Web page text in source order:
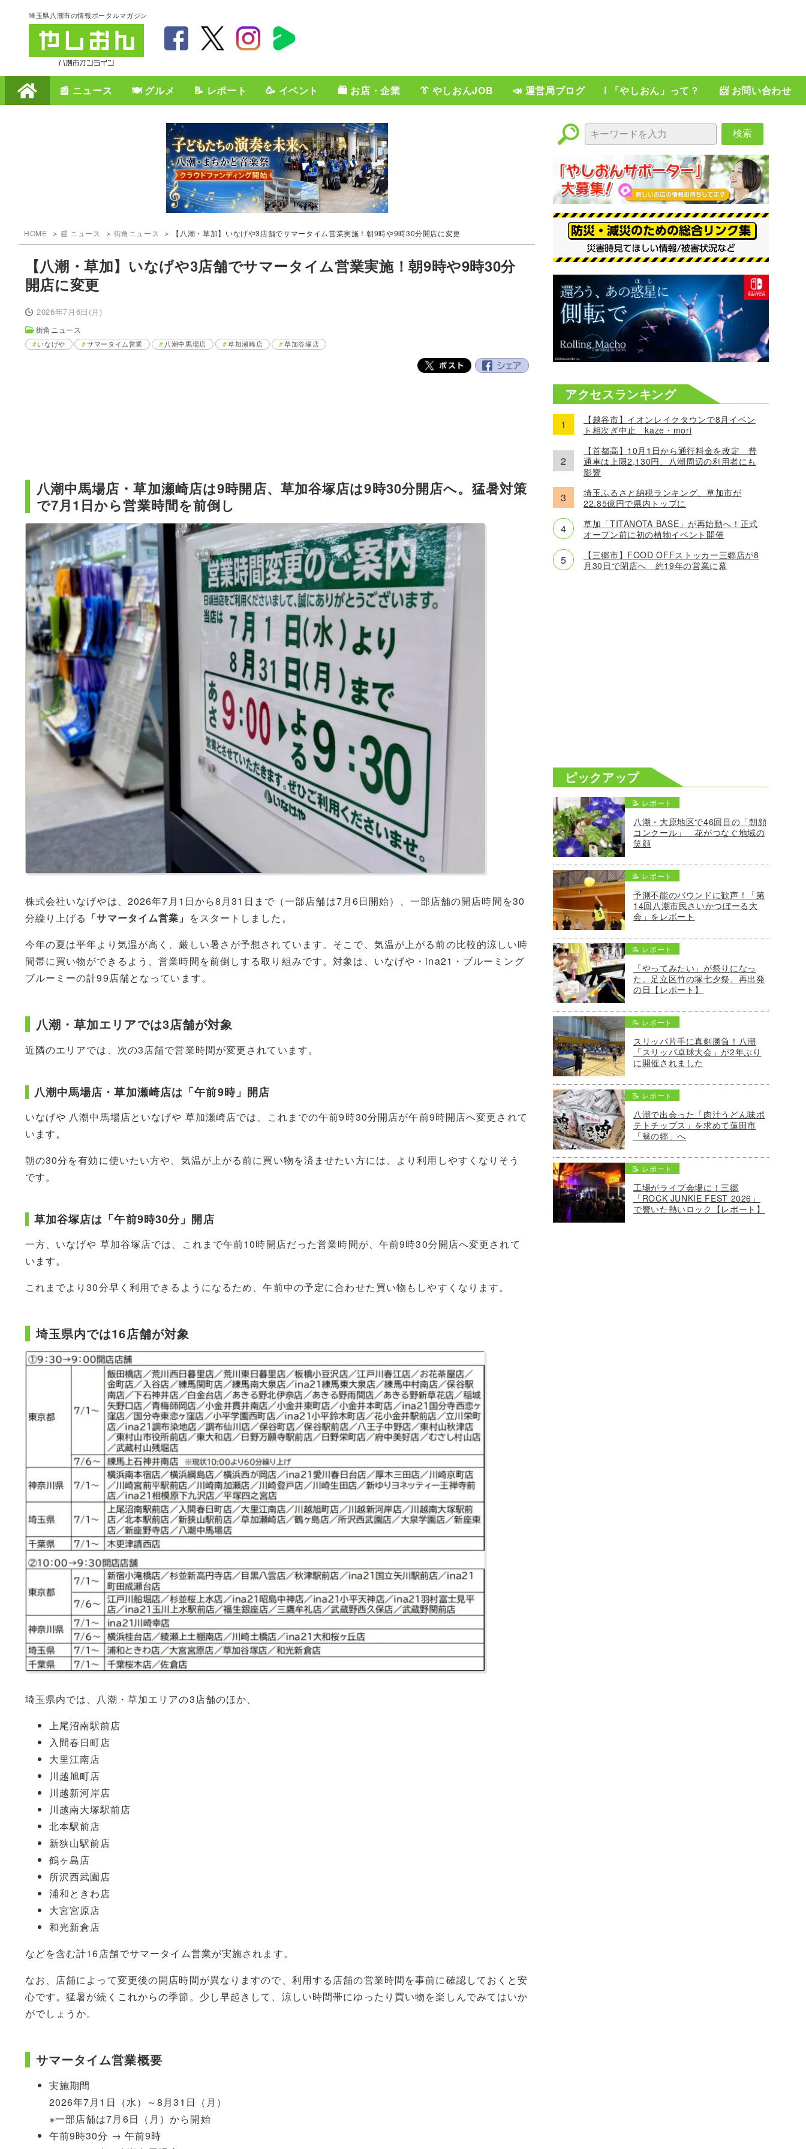
埼玉県八潮市の情報ポータルマガジン
📰 ニュース 🍽️ グルメ 📝 レポート 🥳 イベント 🛍️ お店・企業 👔 やしおんJOB 📣 運営局ブログ ℹ️ 「やしおん」って？ 📨 お問い合わせ
HOME 📰 ニュース 街角ニュース 【八潮・草加】いなげや3店舗でサマータイム営業実施！朝9時や9時30分開店に変更
【八潮・草加】いなげや3店舗でサマータイム営業実施！朝9時や9時30分
開店に変更
2026年7月6日(月)
街角ニュース
いなげや サマータイム営業 八潮中馬場店 草加瀬崎店 草加谷塚店
八潮中馬場店・草加瀬崎店は9時開店、草加谷塚店は9時30分開店へ。猛暑対策
で7月1日から営業時間を前倒し
株式会社いなげやは、2026年7月1日から8月31日まで（一部店舗は7月6日開始）、一部店舗の開店時間を30
分繰り上げる 「サマータイム営業」 をスタートしました。
今年の夏は平年より気温が高く、厳しい暑さが予想されています。そこで、気温が上がる前の比較的涼しい時
間帯に買い物ができるよう、営業時間を前倒しする取り組みです。対象は、いなげや・ina21・ブルーミング
ブルーミーの計99店舗となっています。
八潮・草加エリアでは3店舗が対象
近隣のエリアでは、次の3店舗で営業時間が変更されています。
八潮中馬場店・草加瀬崎店は「午前9時」開店
いなげや 八潮中馬場店といなげや 草加瀬崎店では、これまでの午前9時30分開店が午前9時開店へ変更されて
います。
朝の30分を有効に使いたい方や、気温が上がる前に買い物を済ませたい方には、より利用しやすくなりそう
です。
草加谷塚店は「午前9時30分」開店
一方、いなげや 草加谷塚店では、これまで午前10時開店だった営業時間が、午前9時30分開店へ変更されて
います。
これまでより30分早く利用できるようになるため、午前中の予定に合わせた買い物もしやすくなります。
埼玉県内では16店舗が対象
埼玉県内では、八潮・草加エリアの3店舗のほか、
上尾沼南駅前店
入間春日町店
大里江南店
川越旭町店
川越新河岸店
川越南大塚駅前店
北本駅前店
新狭山駅前店
鶴ヶ島店
所沢西武園店
浦和ときわ店
大宮宮原店
和光新倉店
などを含む計16店舗でサマータイム営業が実施されます。
なお、店舗によって変更後の開店時間が異なりますので、利用する店舗の営業時間を事前に確認しておくと安
心です。猛暑が続くこれからの季節。少し早起きして、涼しい時間帯にゆったり買い物を楽しんでみてはいか
がでしょうか。
サマータイム営業概要
実施期間
2026年7月1日（水）～8月31日（月）
※一部店舗は7月6日（月）から開始
午前9時30分 → 午前9時
検索
アクセスランキング
【越谷市】イオンレイクタウンで8月イベン
ト相次ぎ中止 kaze・mori
【首都高】10月1日から通行料金を改定 普
通車は上限2,130円、八潮周辺の利用者にも
影響
埼玉ふるさと納税ランキング、草加市が
22.85億円で県内トップに
草加「TITANOTA BASE」が再始動へ！正式
オープン前に初の植物イベント開催
【三郷市】FOOD OFFストッカー三郷店が8
月30日で閉店へ 約19年の営業に幕
ピックアップ
📝 レポート
八潮・大原地区で46回目の「朝顔
コンクール」 花がつなぐ地域の
笑顔
📝 レポート
予測不能のバウンドに歓声！「第
14回八潮市民さいかつぼーる大
会」をレポート
📝 レポート
「やってみたい」が祭りになっ
た。足立区竹の塚七夕祭、再出発
の日【レポート】
📝 レポート
スリッパ片手に真剣勝負！八潮
「スリッパ卓球大会」が2年ぶり
に開催されました
📝 レポート
八潮で出会った「肉汁うどん味ポ
テトチップス」を求めて蓮田市
「翁の郷」へ
📝 レポート
工場がライブ会場に！三郷
「ROCK JUNKIE FEST 2026」
で響いた熱いロック【レポート】